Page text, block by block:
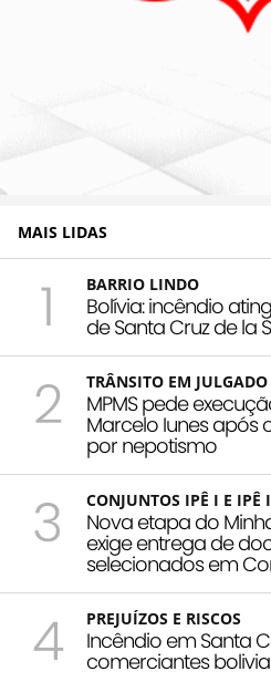
MAIS LIDAS
1 BARRIO LINDO
Bolívia: incêndio
de Santa Cruz de la
2 TRÂNSITO EM JULGADO
MPMS pede
Marcelo Iunes após
por nepotismo
3 CONJUNTOS IPÊ I E IPÊ
Nova etapa do
exige entrega de
selecionados em
4 PREJUÍZOS E RISCOS
Incêndio em Santa
comerciantes